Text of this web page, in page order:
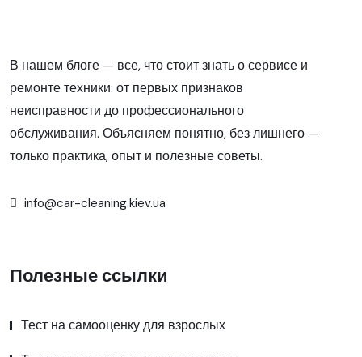
В нашем блоге — все, что стоит знать о сервисе и
ремонте техники: от первых признаков
неисправности до профессионального
обслуживания. Объясняем понятно, без лишнего —
только практика, опыт и полезные советы.
info@car-cleaning.kiev.ua
Полезные ссылки
Тест на самооценку для взрослых